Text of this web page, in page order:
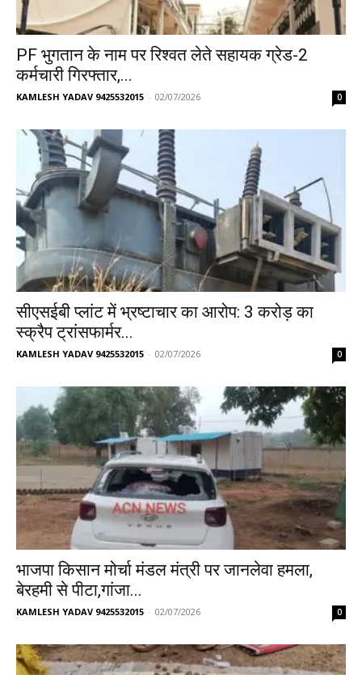
PF भुगतान के नाम पर रिश्वत लेते सहायक ग्रेड-2
कर्मचारी गिरफ्तार,...
KAMLESH YADAV 9425532015 - 02/07/2026 0
सीएसईबी प्लांट में भ्रष्टाचार का आरोप: 3 करोड़ का
स्क्रैप ट्रांसफार्मर...
KAMLESH YADAV 9425532015 - 02/07/2026 0
भाजपा किसान मोर्चा मंडल मंत्री पर जानलेवा हमला,
बेरहमी से पीटा,गांजा...
KAMLESH YADAV 9425532015 - 02/07/2026 0